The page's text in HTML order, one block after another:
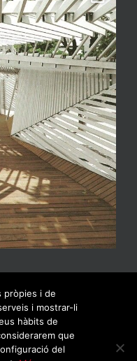
pròpies i de
i mostrar-li
hàbits de
que
del